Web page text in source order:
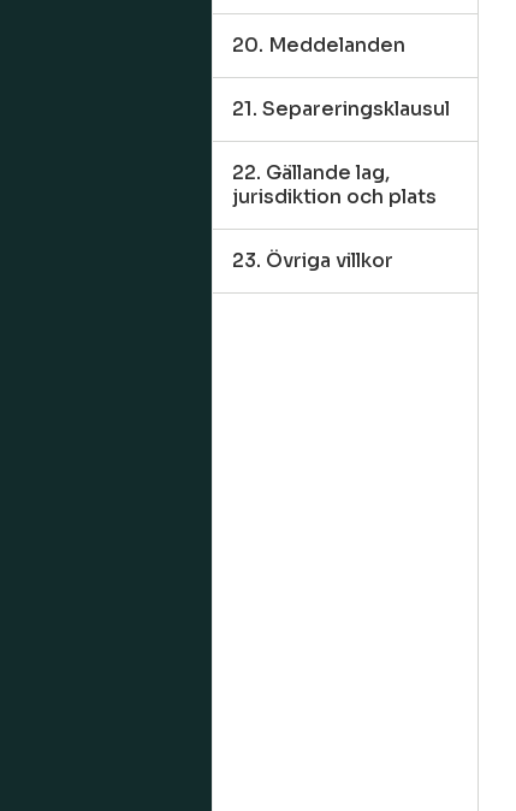
20. Meddelanden
21. Separeringsklausul
22. Gällande lag,
jurisdiktion och plats
23. Övriga villkor